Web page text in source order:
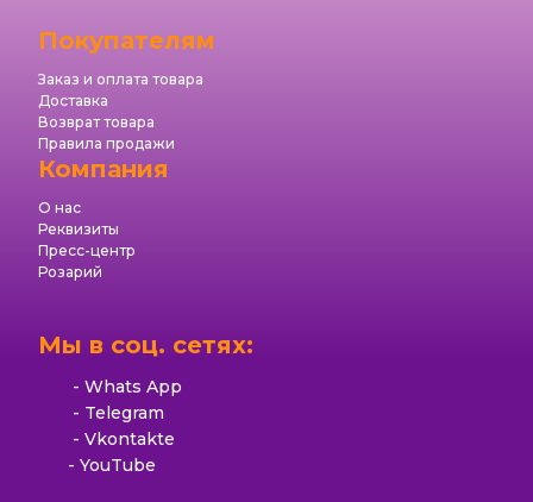
Покупателям
Заказ и оплата товара
Доставка
Возврат товара
Правила продажи
Компания
О нас
Реквизиты
Пресс-центр
Розарий
Мы в соц. сетях:
Whats App
Telegram
Vkontakte
YouTube